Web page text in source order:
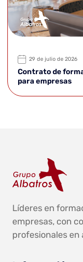
29 de julio de 2026
Contrato de
para empresas
Líderes en
empresas, con
profesionales en